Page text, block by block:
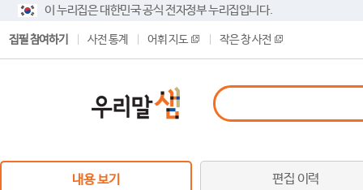
이 누리집은 대한민국 공식 전자정부 누리집입니다.
집필 참여하기 사전 통계 어휘 지도 작은 창 사전
내용 보기 편집 이력